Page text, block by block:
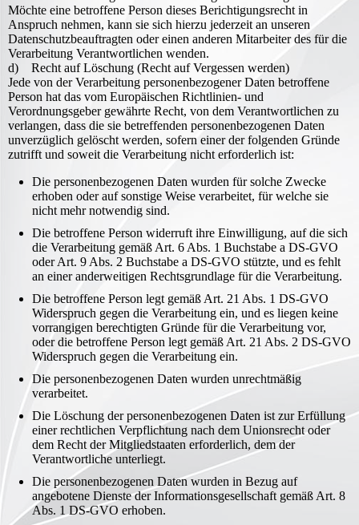
Möchte eine betroffene Person dieses Berichtigungsrecht in
Anspruch nehmen, kann sie sich hierzu jederzeit an unseren
Datenschutzbeauftragten oder einen anderen Mitarbeiter des für die
Verarbeitung Verantwortlichen wenden.
d) Recht auf Löschung (Recht auf Vergessen werden)
Jede von der Verarbeitung personenbezogener Daten betroffene
Person hat das vom Europäischen Richtlinien- und
Verordnungsgeber gewährte Recht, von dem Verantwortlichen zu
verlangen, dass die sie betreffenden personenbezogenen Daten
unverzüglich gelöscht werden, sofern einer der folgenden Gründe
zutrifft und soweit die Verarbeitung nicht erforderlich ist:
Die personenbezogenen Daten wurden für solche Zwecke
erhoben oder auf sonstige Weise verarbeitet, für welche sie
nicht mehr notwendig sind.
Die betroffene Person widerruft ihre Einwilligung, auf die sich
die Verarbeitung gemäß Art. 6 Abs. 1 Buchstabe a DS-GVO
oder Art. 9 Abs. 2 Buchstabe a DS-GVO stützte, und es fehlt
an einer anderweitigen Rechtsgrundlage für die Verarbeitung.
Die betroffene Person legt gemäß Art. 21 Abs. 1 DS-GVO
Widerspruch gegen die Verarbeitung ein, und es liegen keine
vorrangigen berechtigten Gründe für die Verarbeitung vor,
oder die betroffene Person legt gemäß Art. 21 Abs. 2 DS-GVO
Widerspruch gegen die Verarbeitung ein.
Die personenbezogenen Daten wurden unrechtmäßig
verarbeitet.
Die Löschung der personenbezogenen Daten ist zur Erfüllung
einer rechtlichen Verpflichtung nach dem Unionsrecht oder
dem Recht der Mitgliedstaaten erforderlich, dem der
Verantwortliche unterliegt.
Die personenbezogenen Daten wurden in Bezug auf
angebotene Dienste der Informationsgesellschaft gemäß Art. 8
Abs. 1 DS-GVO erhoben.